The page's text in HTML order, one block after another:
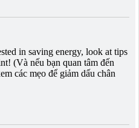
in saving energy, look at tips
(Và nếu bạn quan tâm đến
các mẹo để giảm dấu chân